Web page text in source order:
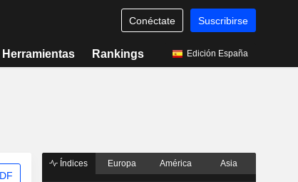
Conéctate Suscribirse
Herramientas Rankings Edición España
Índices Europa América Asia